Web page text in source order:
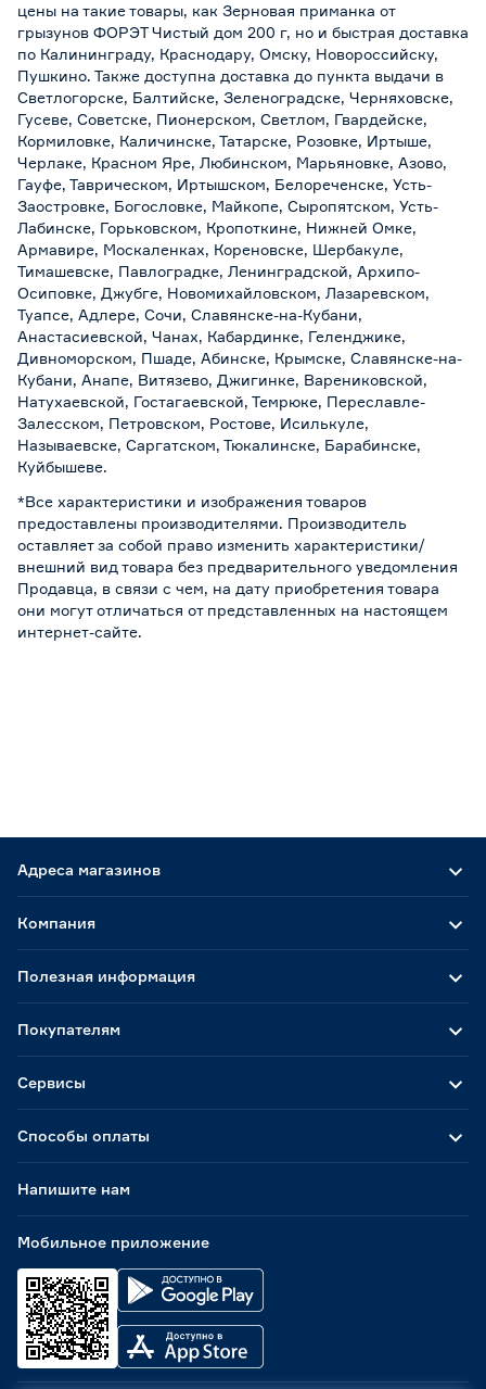
цены на такие товары, как Зерновая приманка от
грызунов ФОРЭТ Чистый дом 200 г, но и быстрая доставка
по Калининграду, Краснодару, Омску, Новороссийску,
Пушкино. Также доступна доставка до пункта выдачи в
Светлогорске, Балтийске, Зеленоградске, Черняховске,
Гусеве, Советске, Пионерском, Светлом, Гвардейске,
Кормиловке, Каличинске, Татарске, Розовке, Иртыше,
Черлаке, Красном Яре, Любинском, Марьяновке, Азово,
Гауфе, Таврическом, Иртышском, Белореченске, Усть-
Заостровке, Богословке, Майкопе, Сыропятском, Усть-
Лабинске, Горьковском, Кропоткине, Нижней Омке,
Армавире, Москаленках, Кореновске, Шербакуле,
Тимашевске, Павлоградке, Ленинградской, Архипо-
Осиповке, Джубге, Новомихайловском, Лазаревском,
Туапсе, Адлере, Сочи, Славянске-на-Кубани,
Анастасиевской, Чанах, Кабардинке, Геленджике,
Дивноморском, Пшаде, Абинске, Крымске, Славянске-на-
Кубани, Анапе, Витязево, Джигинке, Варениковской,
Натухаевской, Гостагаевской, Темрюке, Переславле-
Залесском, Петровском, Ростове, Исилькуле,
Называевске, Саргатском, Тюкалинске, Барабинске,
Куйбышеве.
*Все характеристики и изображения товаров
предоставлены производителями. Производитель
оставляет за собой право изменить характеристики/
внешний вид товара без предварительного уведомления
Продавца, в связи с чем, на дату приобретения товара
они могут отличаться от представленных на настоящем
интернет-сайте.
Адреса магазинов
Способы оплаты
Мобильное приложение
Компания
Полезная информация
Покупателям
Сервисы
Напишите нам